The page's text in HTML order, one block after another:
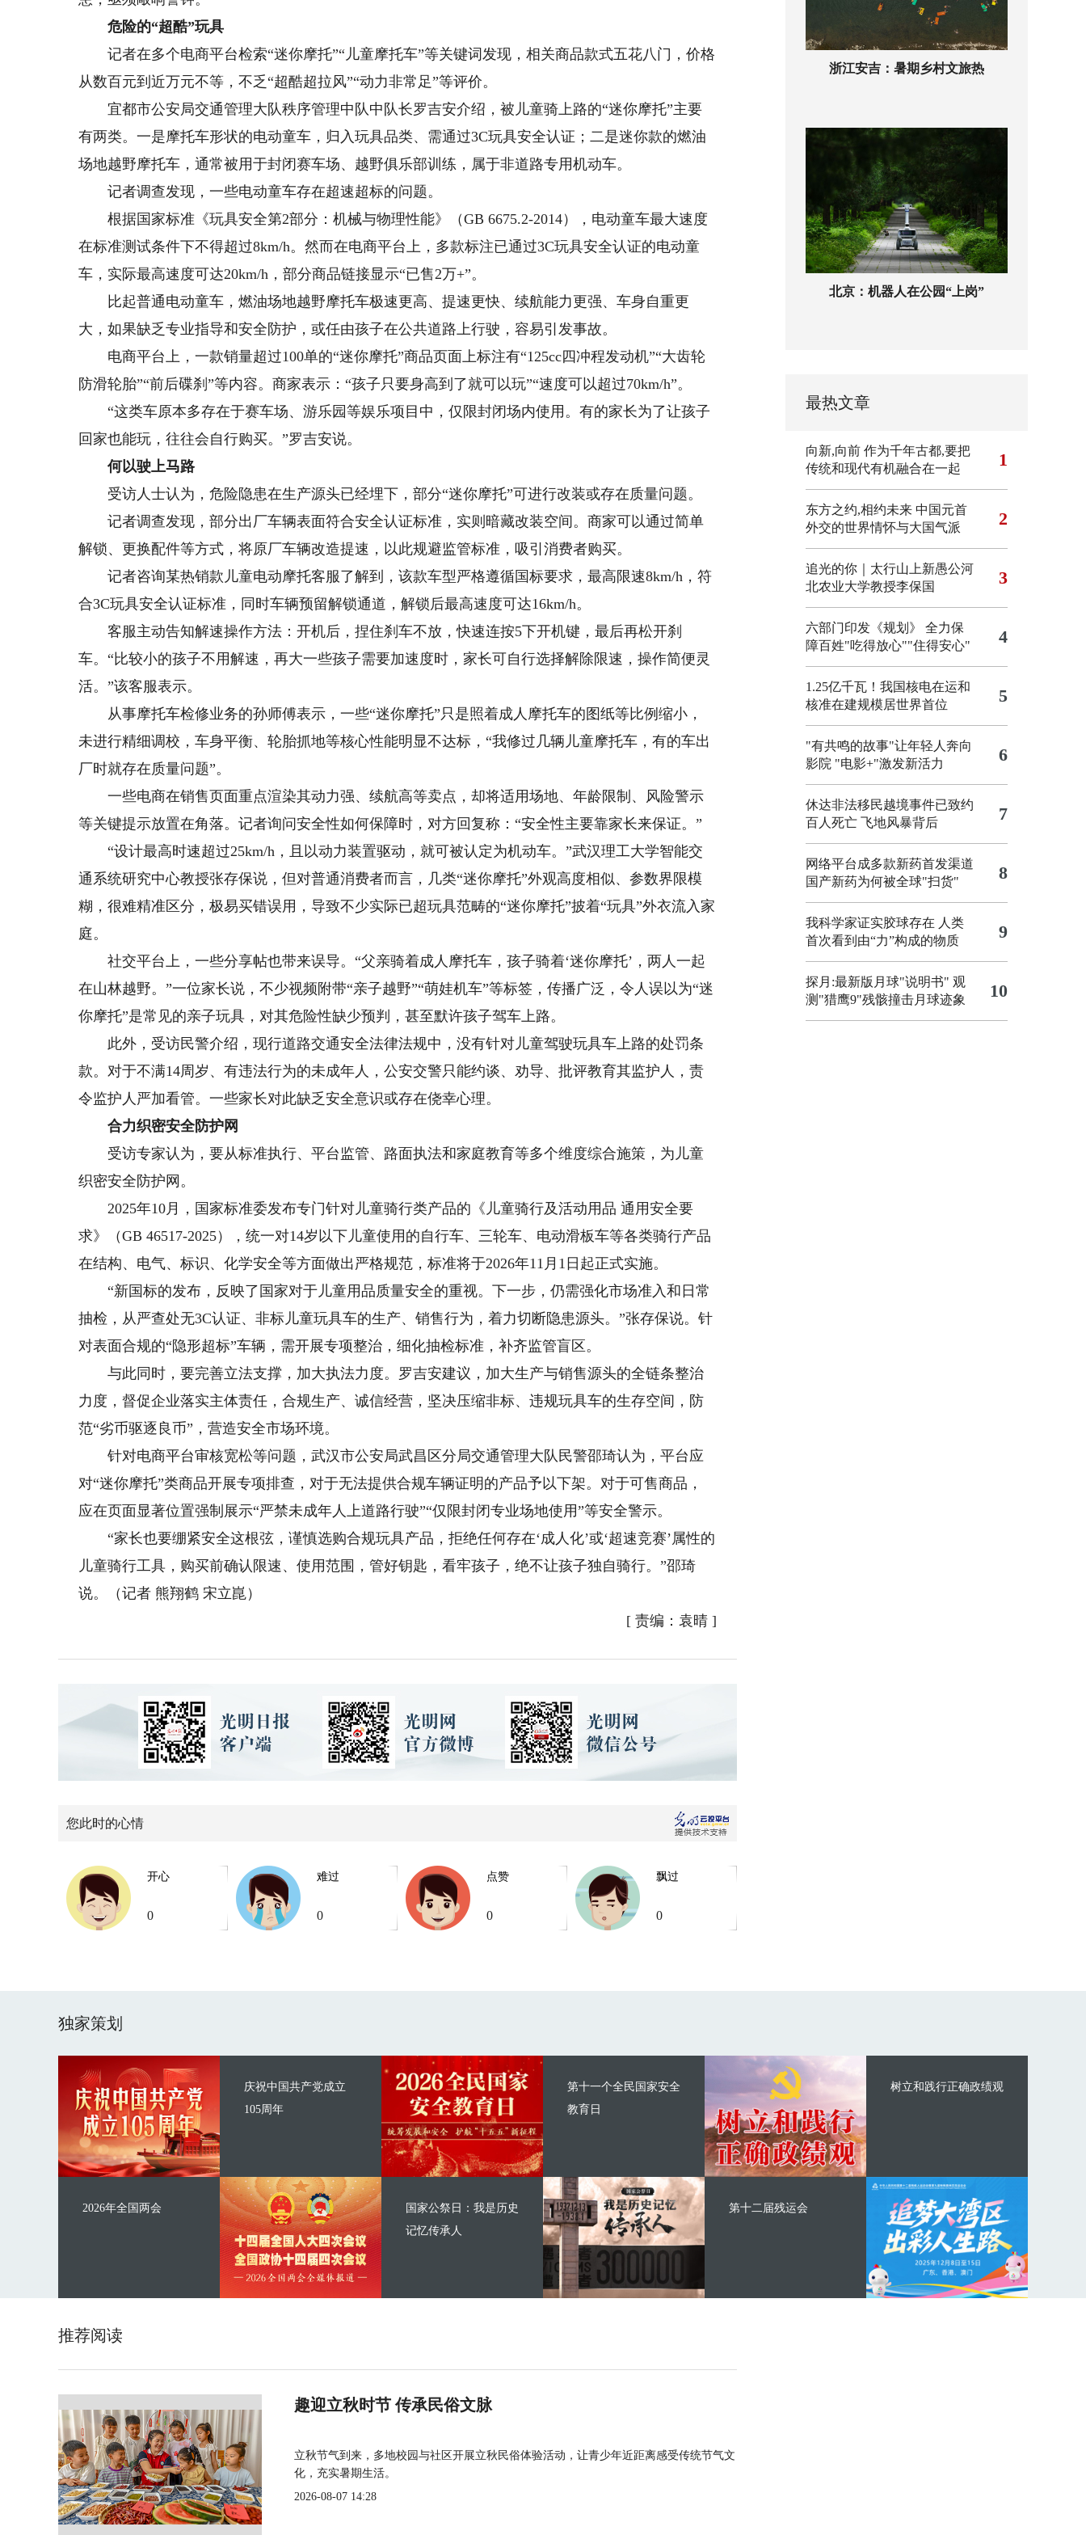
危险的“超酷”玩具
记者在多个电商平台检索“迷你摩托”“儿童摩托车”等关键词发现，相关商品款式五花八门，价格
从数百元到近万元不等，不乏“超酷超拉风”“动力非常足”等评价。
宜都市公安局交通管理大队秩序管理中队中队长罗吉安介绍，被儿童骑上路的“迷你摩托”主要
有两类。一是摩托车形状的电动童车，归入玩具品类、需通过3C玩具安全认证；二是迷你款的燃油
场地越野摩托车，通常被用于封闭赛车场、越野俱乐部训练，属于非道路专用机动车。
记者调查发现，一些电动童车存在超速超标的问题。
根据国家标准《玩具安全第2部分：机械与物理性能》（GB 6675.2-2014），电动童车最大速度
在标准测试条件下不得超过8km/h。然而在电商平台上，多款标注已通过3C玩具安全认证的电动童
车，实际最高速度可达20km/h，部分商品链接显示“已售2万+”。
比起普通电动童车，燃油场地越野摩托车极速更高、提速更快、续航能力更强、车身自重更
大，如果缺乏专业指导和安全防护，或任由孩子在公共道路上行驶，容易引发事故。
电商平台上，一款销量超过100单的“迷你摩托”商品页面上标注有“125cc四冲程发动机”“大齿轮
防滑轮胎”“前后碟刹”等内容。商家表示：“孩子只要身高到了就可以玩”“速度可以超过70km/h”。
“这类车原本多存在于赛车场、游乐园等娱乐项目中，仅限封闭场内使用。有的家长为了让孩子
回家也能玩，往往会自行购买。”罗吉安说。
何以驶上马路
受访人士认为，危险隐患在生产源头已经埋下，部分“迷你摩托”可进行改装或存在质量问题。
记者调查发现，部分出厂车辆表面符合安全认证标准，实则暗藏改装空间。商家可以通过简单
解锁、更换配件等方式，将原厂车辆改造提速，以此规避监管标准，吸引消费者购买。
记者咨询某热销款儿童电动摩托客服了解到，该款车型严格遵循国标要求，最高限速8km/h，符
合3C玩具安全认证标准，同时车辆预留解锁通道，解锁后最高速度可达16km/h。
客服主动告知解速操作方法：开机后，捏住刹车不放，快速连按5下开机键，最后再松开刹
车。“比较小的孩子不用解速，再大一些孩子需要加速度时，家长可自行选择解除限速，操作简便灵
活。”该客服表示。
从事摩托车检修业务的孙师傅表示，一些“迷你摩托”只是照着成人摩托车的图纸等比例缩小，
未进行精细调校，车身平衡、轮胎抓地等核心性能明显不达标，“我修过几辆儿童摩托车，有的车出
厂时就存在质量问题”。
一些电商在销售页面重点渲染其动力强、续航高等卖点，却将适用场地、年龄限制、风险警示
等关键提示放置在角落。记者询问安全性如何保障时，对方回复称：“安全性主要靠家长来保证。”
“设计最高时速超过25km/h，且以动力装置驱动，就可被认定为机动车。”武汉理工大学智能交
通系统研究中心教授张存保说，但对普通消费者而言，几类“迷你摩托”外观高度相似、参数界限模
糊，很难精准区分，极易买错误用，导致不少实际已超玩具范畴的“迷你摩托”披着“玩具”外衣流入家
庭。
社交平台上，一些分享帖也带来误导。“父亲骑着成人摩托车，孩子骑着‘迷你摩托’，两人一起
在山林越野。”一位家长说，不少视频附带“亲子越野”“萌娃机车”等标签，传播广泛，令人误以为“迷
你摩托”是常见的亲子玩具，对其危险性缺少预判，甚至默许孩子驾车上路。
此外，受访民警介绍，现行道路交通安全法律法规中，没有针对儿童驾驶玩具车上路的处罚条
款。对于不满14周岁、有违法行为的未成年人，公安交警只能约谈、劝导、批评教育其监护人，责
令监护人严加看管。一些家长对此缺乏安全意识或存在侥幸心理。
合力织密安全防护网
受访专家认为，要从标准执行、平台监管、路面执法和家庭教育等多个维度综合施策，为儿童
织密安全防护网。
2025年10月，国家标准委发布专门针对儿童骑行类产品的《儿童骑行及活动用品 通用安全要
求》（GB 46517-2025），统一对14岁以下儿童使用的自行车、三轮车、电动滑板车等各类骑行产品
在结构、电气、标识、化学安全等方面做出严格规范，标准将于2026年11月1日起正式实施。
“新国标的发布，反映了国家对于儿童用品质量安全的重视。下一步，仍需强化市场准入和日常
抽检，从严查处无3C认证、非标儿童玩具车的生产、销售行为，着力切断隐患源头。”张存保说。针
对表面合规的“隐形超标”车辆，需开展专项整治，细化抽检标准，补齐监管盲区。
与此同时，要完善立法支撑，加大执法力度。罗吉安建议，加大生产与销售源头的全链条整治
力度，督促企业落实主体责任，合规生产、诚信经营，坚决压缩非标、违规玩具车的生存空间，防
范“劣币驱逐良币”，营造安全市场环境。
针对电商平台审核宽松等问题，武汉市公安局武昌区分局交通管理大队民警邵琦认为，平台应
对“迷你摩托”类商品开展专项排查，对于无法提供合规车辆证明的产品予以下架。对于可售商品，
应在页面显著位置强制展示“严禁未成年人上道路行驶”“仅限封闭专业场地使用”等安全警示。
“家长也要绷紧安全这根弦，谨慎选购合规玩具产品，拒绝任何存在‘成人化’或‘超速竞赛’属性的
儿童骑行工具，购买前确认限速、使用范围，管好钥匙，看牢孩子，绝不让孩子独自骑行。”邵琦
说。（记者 熊翔鹤 宋立崑）
[ 责编：袁晴 ]
您此时的心情
开心
0
难过
0
点赞
0
飘过
0
浙江安吉：暑期乡村文旅热
北京：机器人在公园“上岗”
最热文章
向新,向前 作为千年古都,要把
传统和现代有机融合在一起
1
东方之约,相约未来 中国元首
外交的世界情怀与大国气派
2
追光的你｜太行山上新愚公河
北农业大学教授李保国
3
六部门印发《规划》 全力保
障百姓"吃得放心""住得安心"
4
1.25亿千瓦！我国核电在运和
核准在建规模居世界首位
5
"有共鸣的故事"让年轻人奔向
影院 "电影+"激发新活力 6
休达非法移民越境事件已致约
百人死亡 飞地风暴背后 7
网络平台成多款新药首发渠道
国产新药为何被全球"扫货"
8
我科学家证实胶球存在 人类
首次看到由“力”构成的物质
9
探月:最新版月球"说明书" 观
测"猎鹰9"残骸撞击月球迹象
10
独家策划
庆祝中国共产党成立
105周年
2026年全国两会
第十一个全民国家安全
教育日
国家公祭日：我是历史
记忆传承人
树立和践行正确政绩观
第十二届残运会
推荐阅读
趣迎立秋时节 传承民俗文脉
立秋节气到来，多地校园与社区开展立秋民俗体验活动，让青少年近距离感受传统节气文
化，充实暑期生活。
2026-08-07 14:28